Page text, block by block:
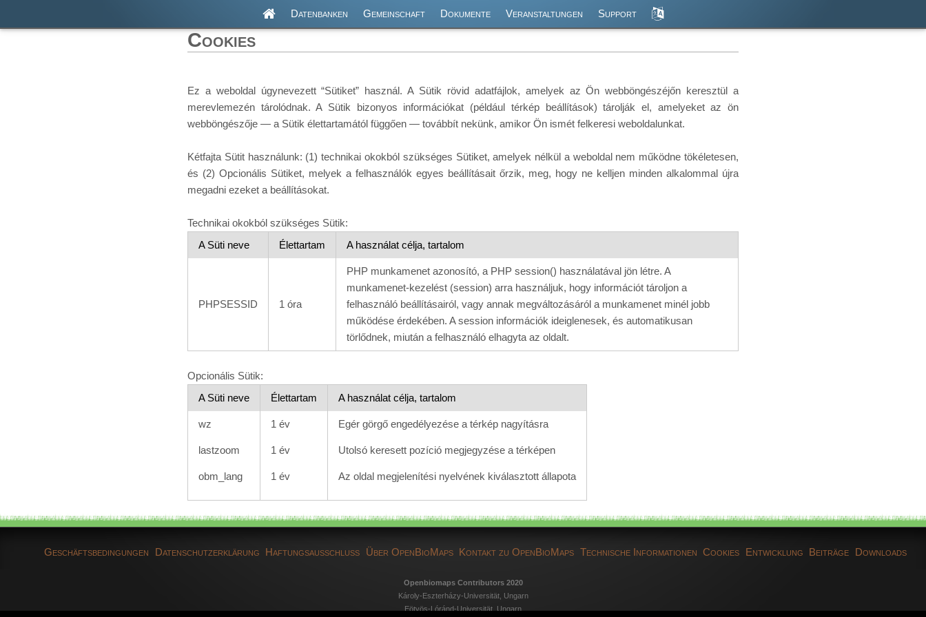
Datenbanken Gemeinschaft Dokumente Veranstaltungen Support
Cookies
Ez a weboldal úgynevezett “Sütiket” használ. A Sütik rövid adatfájlok, amelyek az Ön webböngészéjőn keresztül a
merevlemezén tárolódnak. A Sütik bizonyos információkat (például térkép beállítások) tárolják el, amelyeket az ön
webböngészője — a Sütik élettartamától függően — továbbít nekünk, amikor Ön ismét felkeresi weboldalunkat.
Kétfajta Sütit használunk: (1) technikai okokból szükséges Sütiket, amelyek nélkül a weboldal nem működne tökéletesen,
és (2) Opcionális Sütiket, melyek a felhasználók egyes beállításait őrzik, meg, hogy ne kelljen minden alkalommal újra
megadni ezeket a beállításokat.
Technikai okokból szükséges Sütik:
A Süti neve
Élettartam A használat célja, tartalom
PHPSESSID 1 óra
PHP munkamenet azonosító, a PHP session() használatával jön létre. A
munkamenet-kezelést (session) arra használjuk, hogy információt tároljon a
felhasználó beállításairól, vagy annak megváltozásáról a munkamenet minél jobb
működése érdekében. A session információk ideiglenesek, és automatikusan
törlődnek, miután a felhasználó elhagyta az oldalt.
Opcionális Sütik:
A Süti neve
Élettartam A használat célja, tartalom
wz 1 év Egér görgő engedélyezése a térkép nagyításra
lastzoom 1 év Utolsó keresett pozíció megjegyzése a térképen
obm_lang 1 év Az oldal megjelenítési nyelvének kiválasztott állapota
Geschäftsbedingungen Datenschutzerklärung Haftungsausschluss Über OpenBioMaps Kontakt zu OpenBioMaps Technische Informationen Cookies Entwicklung Beiträge Downloads
Openbiomaps Contributors 2020
Károly-Eszterházy-Universität, Ungarn
Eötvös-Lóránd-Universität, Ungarn